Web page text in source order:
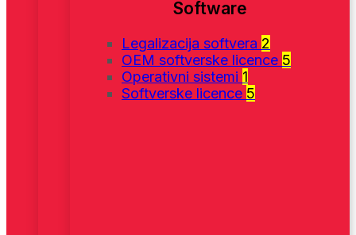
Software
Legalizacija softvera 2
OEM softverske licence 5
Operativni sistemi 1
Softverske licence 5